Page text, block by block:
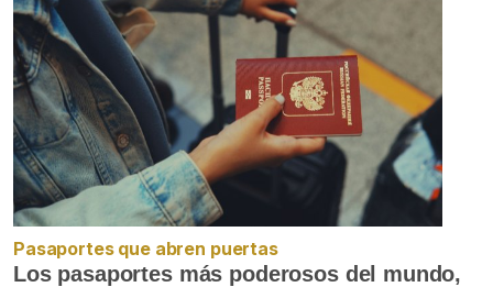
Pasaportes que abren puertas
Los pasaportes más poderosos del mundo,